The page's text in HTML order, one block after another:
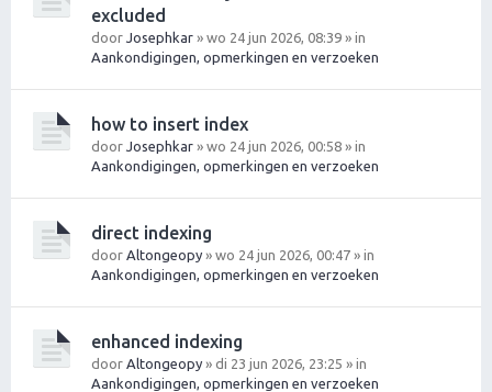
excluded
door Josephkar » wo 24 jun 2026, 08:39 » in
Aankondigingen, opmerkingen en verzoeken
how to insert index
door Josephkar » wo 24 jun 2026, 00:58 » in
Aankondigingen, opmerkingen en verzoeken
direct indexing
door Altongeopy » wo 24 jun 2026, 00:47 » in
Aankondigingen, opmerkingen en verzoeken
enhanced indexing
door Altongeopy » di 23 jun 2026, 23:25 » in
Aankondigingen, opmerkingen en verzoeken